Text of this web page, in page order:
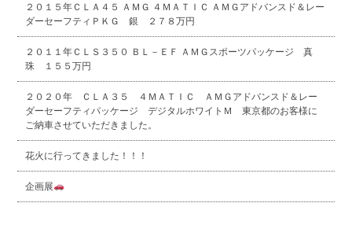
２０１５年ＣＬＡ４５ ＡＭＧ ４ＭＡＴＩＣ ＡＭＧアドバンスド＆レー
ダーセーフティＰＫＧ 銀 ２７８万円
２０１１年ＣＬＳ３５０ ＢＬ－ＥＦ ＡＭＧスポーツパッケージ 真
珠 １５５万円
２０２０年 ＣＬＡ３５ ４ＭＡＴＩＣ ＡＭＧアドバンスド＆レー
ダーセーフティパッケージ デジタルホワイトＭ 東京都のお客様に
ご納車させていただきました。
花火に行ってきました！！！
企画展